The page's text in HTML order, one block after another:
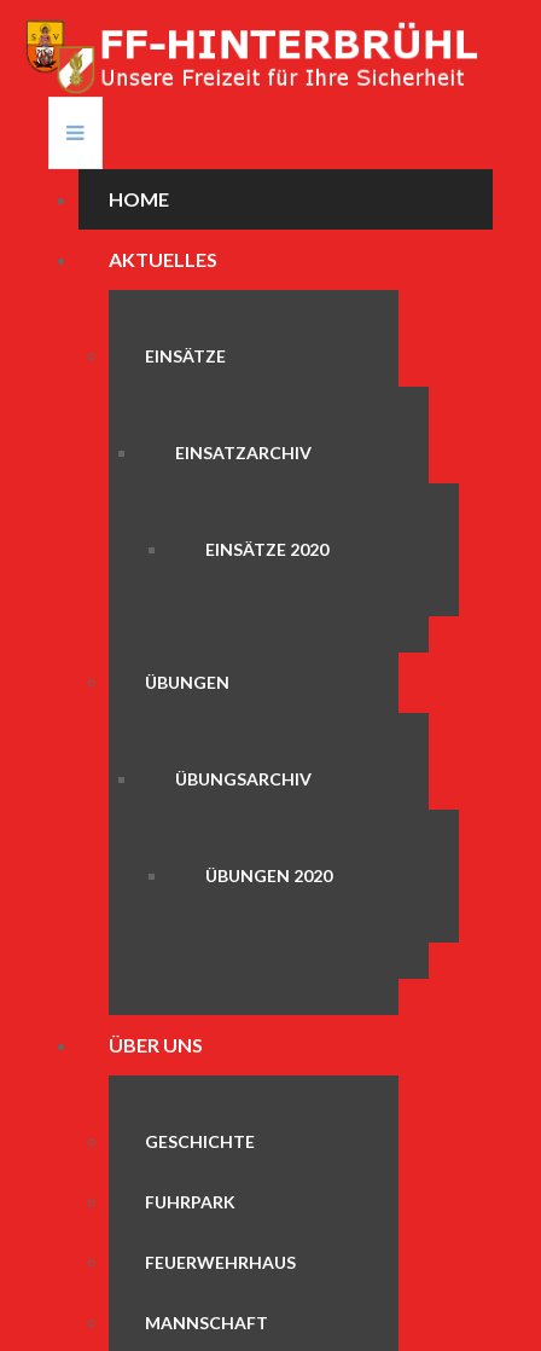
HOME
AKTUELLES
EINSÄTZE
EINSATZARCHIV
EINSÄTZE 2020
ÜBUNGEN
ÜBUNGSARCHIV
ÜBUNGEN 2020
ÜBER UNS
GESCHICHTE
FUHRPARK
FEUERWEHRHAUS
MANNSCHAFT